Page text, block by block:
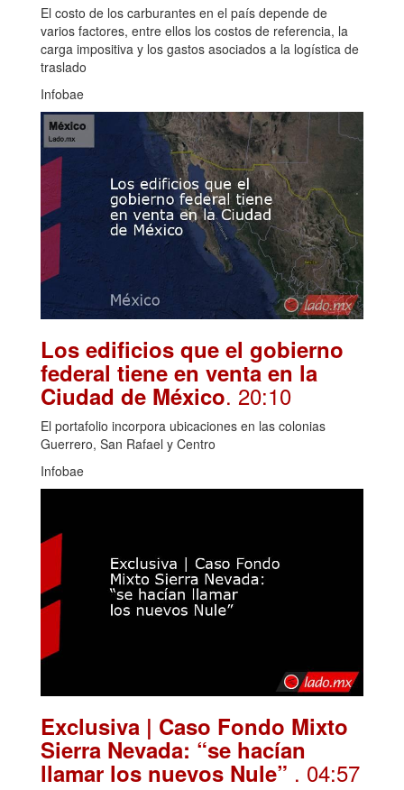
El costo de los carburantes en el país depende de
varios factores, entre ellos los costos de referencia, la
carga impositiva y los gastos asociados a la logística de
traslado
Infobae
Los edificios que el gobierno
federal tiene en venta en la
Ciudad de México. 20:10
El portafolio incorpora ubicaciones en las colonias
Guerrero, San Rafael y Centro
Infobae
Exclusiva | Caso Fondo Mixto
Sierra Nevada: “se hacían
llamar los nuevos Nule” . 04:57